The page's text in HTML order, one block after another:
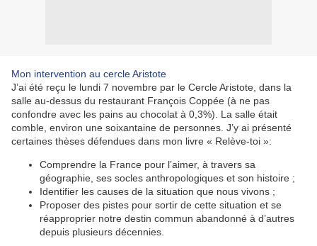
Mon intervention au cercle Aristote
J’ai été reçu le lundi 7 novembre par le Cercle Aristote, dans la
salle au-dessus du restaurant François Coppée (à ne pas
confondre avec les pains au chocolat à 0,3%). La salle était
comble, environ une soixantaine de personnes. J’y ai présenté
certaines thèses défendues dans mon livre « Relève-toi »:
Comprendre la France pour l’aimer, à travers sa
géographie, ses socles anthropologiques et son histoire ;
Identifier les causes de la situation que nous vivons ;
Proposer des pistes pour sortir de cette situation et se
réapproprier notre destin commun abandonné à d’autres
depuis plusieurs décennies.